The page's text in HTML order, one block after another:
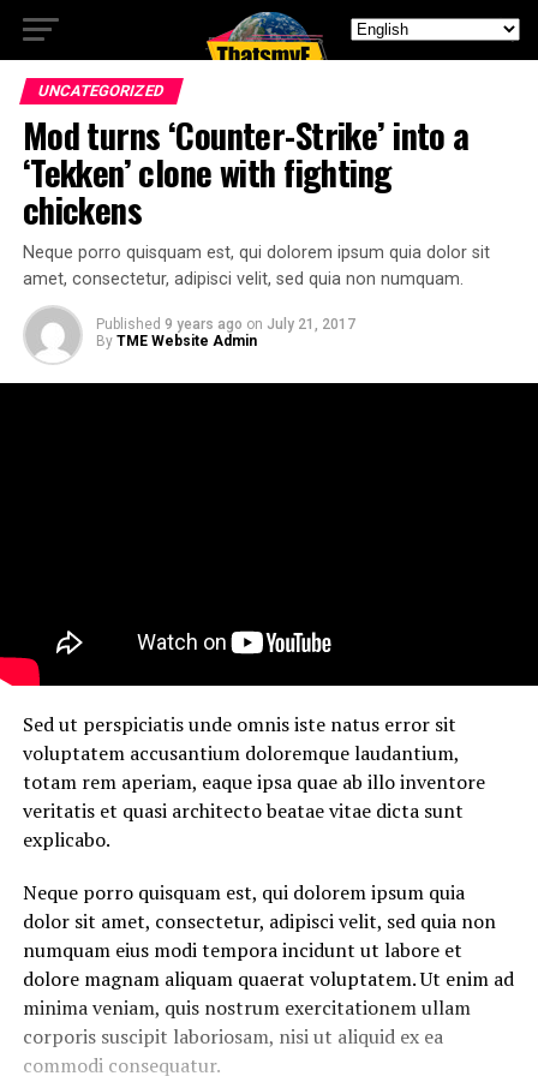
UNCATEGORIZED
Mod turns ‘Counter-Strike’ into a
‘Tekken’ clone with fighting
chickens
Neque porro quisquam est, qui dolorem ipsum quia dolor sit
amet, consectetur, adipisci velit, sed quia non numquam.
Published 9 years ago on July 21, 2017
By TME Website Admin
Sed ut perspiciatis unde omnis iste natus error sit
voluptatem accusantium doloremque laudantium,
totam rem aperiam, eaque ipsa quae ab illo inventore
veritatis et quasi architecto beatae vitae dicta sunt
explicabo.
Neque porro quisquam est, qui dolorem ipsum quia
dolor sit amet, consectetur, adipisci velit, sed quia non
numquam eius modi tempora incidunt ut labore et
dolore magnam aliquam quaerat voluptatem. Ut enim ad
minima veniam, quis nostrum exercitationem ullam
corporis suscipit laboriosam, nisi ut aliquid ex ea
commodi consequatur.